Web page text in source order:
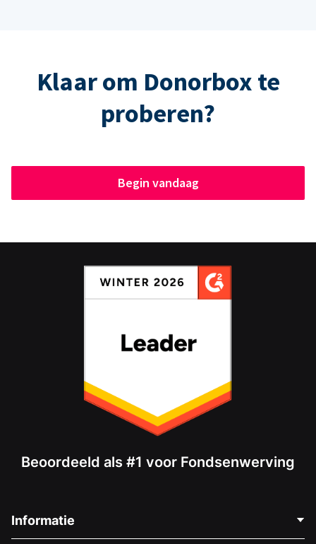
Klaar om Donorbox te
proberen?
Begin vandaag
Beoordeeld als #1 voor Fondsenwerving
Informatie